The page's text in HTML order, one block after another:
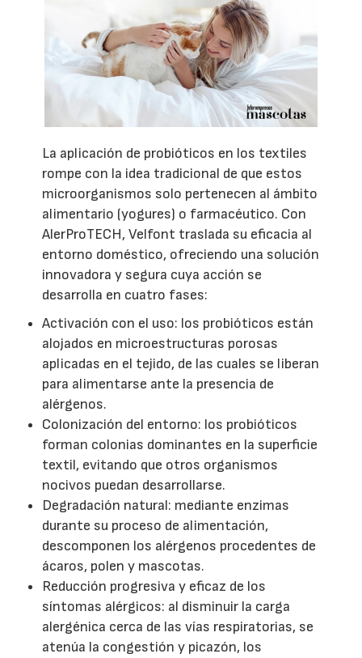
La aplicación de probióticos en los textiles
rompe con la idea tradicional de que estos
microorganismos solo pertenecen al ámbito
alimentario (yogures) o farmacéutico. Con
AlerProTECH, Velfont traslada su eficacia al
entorno doméstico, ofreciendo una solución
innovadora y segura cuya acción se
desarrolla en cuatro fases:
Activación con el uso: los probióticos están
alojados en microestructuras porosas
aplicadas en el tejido, de las cuales se liberan
para alimentarse ante la presencia de
alérgenos.
Colonización del entorno: los probióticos
forman colonias dominantes en la superficie
textil, evitando que otros organismos
nocivos puedan desarrollarse.
Degradación natural: mediante enzimas
durante su proceso de alimentación,
descomponen los alérgenos procedentes de
ácaros, polen y mascotas.
Reducción progresiva y eficaz de los
síntomas alérgicos: al disminuir la carga
alergénica cerca de las vías respiratorias, se
atenúa la congestión y picazón, los